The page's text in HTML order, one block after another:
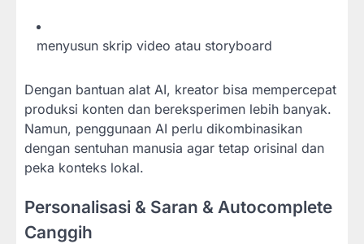
menyusun skrip video atau storyboard
Dengan bantuan alat AI, kreator bisa mempercepat
produksi konten dan bereksperimen lebih banyak.
Namun, penggunaan AI perlu dikombinasikan
dengan sentuhan manusia agar tetap orisinal dan
peka konteks lokal.
Personalisasi & Saran & Autocomplete
Canggih